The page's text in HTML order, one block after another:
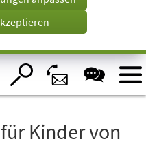
Kinder von